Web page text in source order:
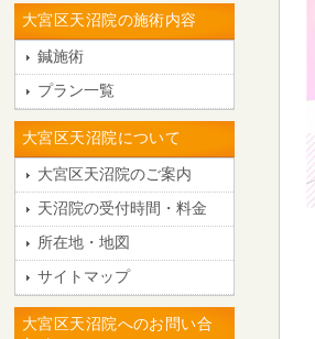
大宮区天沼院の施術内容
鍼施術
プラン一覧
大宮区天沼院について
大宮区天沼院のご案内
天沼院の受付時間・料金
所在地・地図
サイトマップ
大宮区天沼院へのお問い合